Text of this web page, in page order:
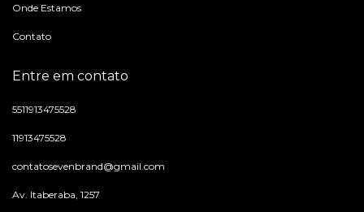
Onde Estamos
Contato
Entre em contato
5511913475528
11913475528
contatosevenbrand@gmail.com
Av. Itaberaba, 1257